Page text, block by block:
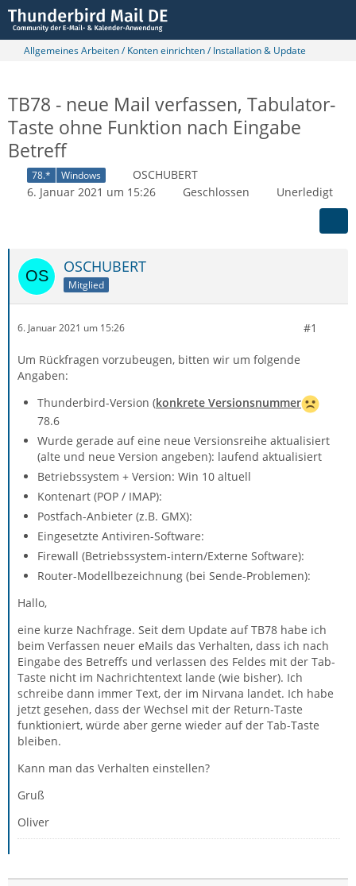
Allgemeines Arbeiten / Konten einrichten / Installation & Update
TB78 - neue Mail verfassen, Tabulator-
Taste ohne Funktion nach Eingabe
Betreff
78.* Windows
OSCHUBERT
6. Januar 2021 um 15:26
Geschlossen Unerledigt
OSCHUBERT
Mitglied
6. Januar 2021 um 15:26 #1
Um Rückfragen vorzubeugen, bitten wir um folgende
Angaben:
Thunderbird-Version (konkrete Versionsnummer
78.6
Wurde gerade auf eine neue Versionsreihe aktualisiert
(alte und neue Version angeben): laufend aktualisiert
Betriebssystem + Version: Win 10 altuell
Kontenart (POP / IMAP):
Postfach-Anbieter (z.B. GMX):
Eingesetzte Antiviren-Software:
Firewall (Betriebssystem-intern/Externe Software):
Router-Modellbezeichnung (bei Sende-Problemen):
Hallo,
eine kurze Nachfrage. Seit dem Update auf TB78 habe ich
beim Verfassen neuer eMails das Verhalten, dass ich nach
Eingabe des Betreffs und verlassen des Feldes mit der Tab-
Taste nicht im Nachrichtentext lande (wie bisher). Ich
schreibe dann immer Text, der im Nirvana landet. Ich habe
jetzt gesehen, dass der Wechsel mit der Return-Taste
funktioniert, würde aber gerne wieder auf der Tab-Taste
bleiben.
Kann man das Verhalten einstellen?
Gruß
Oliver